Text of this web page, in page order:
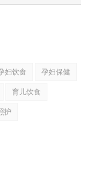
妇饮食
孕妇保健
育儿饮食
护